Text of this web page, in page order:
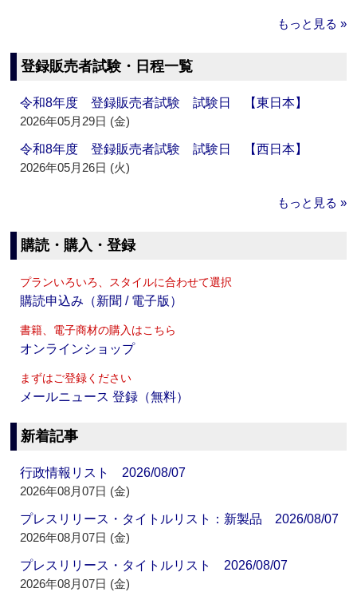
もっと見る »
登録販売者試験・日程一覧
令和8年度 登録販売者試験 試験日 【東日本】
2026年05月29日 (金)
令和8年度 登録販売者試験 試験日 【西日本】
2026年05月26日 (火)
もっと見る »
購読・購入・登録
プランいろいろ、スタイルに合わせて選択
購読申込み（新聞 / 電子版）
書籍、電子商材の購入はこちら
オンラインショップ
まずはご登録ください
メールニュース 登録（無料）
新着記事
行政情報リスト 2026/08/07
2026年08月07日 (金)
プレスリリース・タイトルリスト：新製品 2026/08/07
2026年08月07日 (金)
プレスリリース・タイトルリスト 2026/08/07
2026年08月07日 (金)